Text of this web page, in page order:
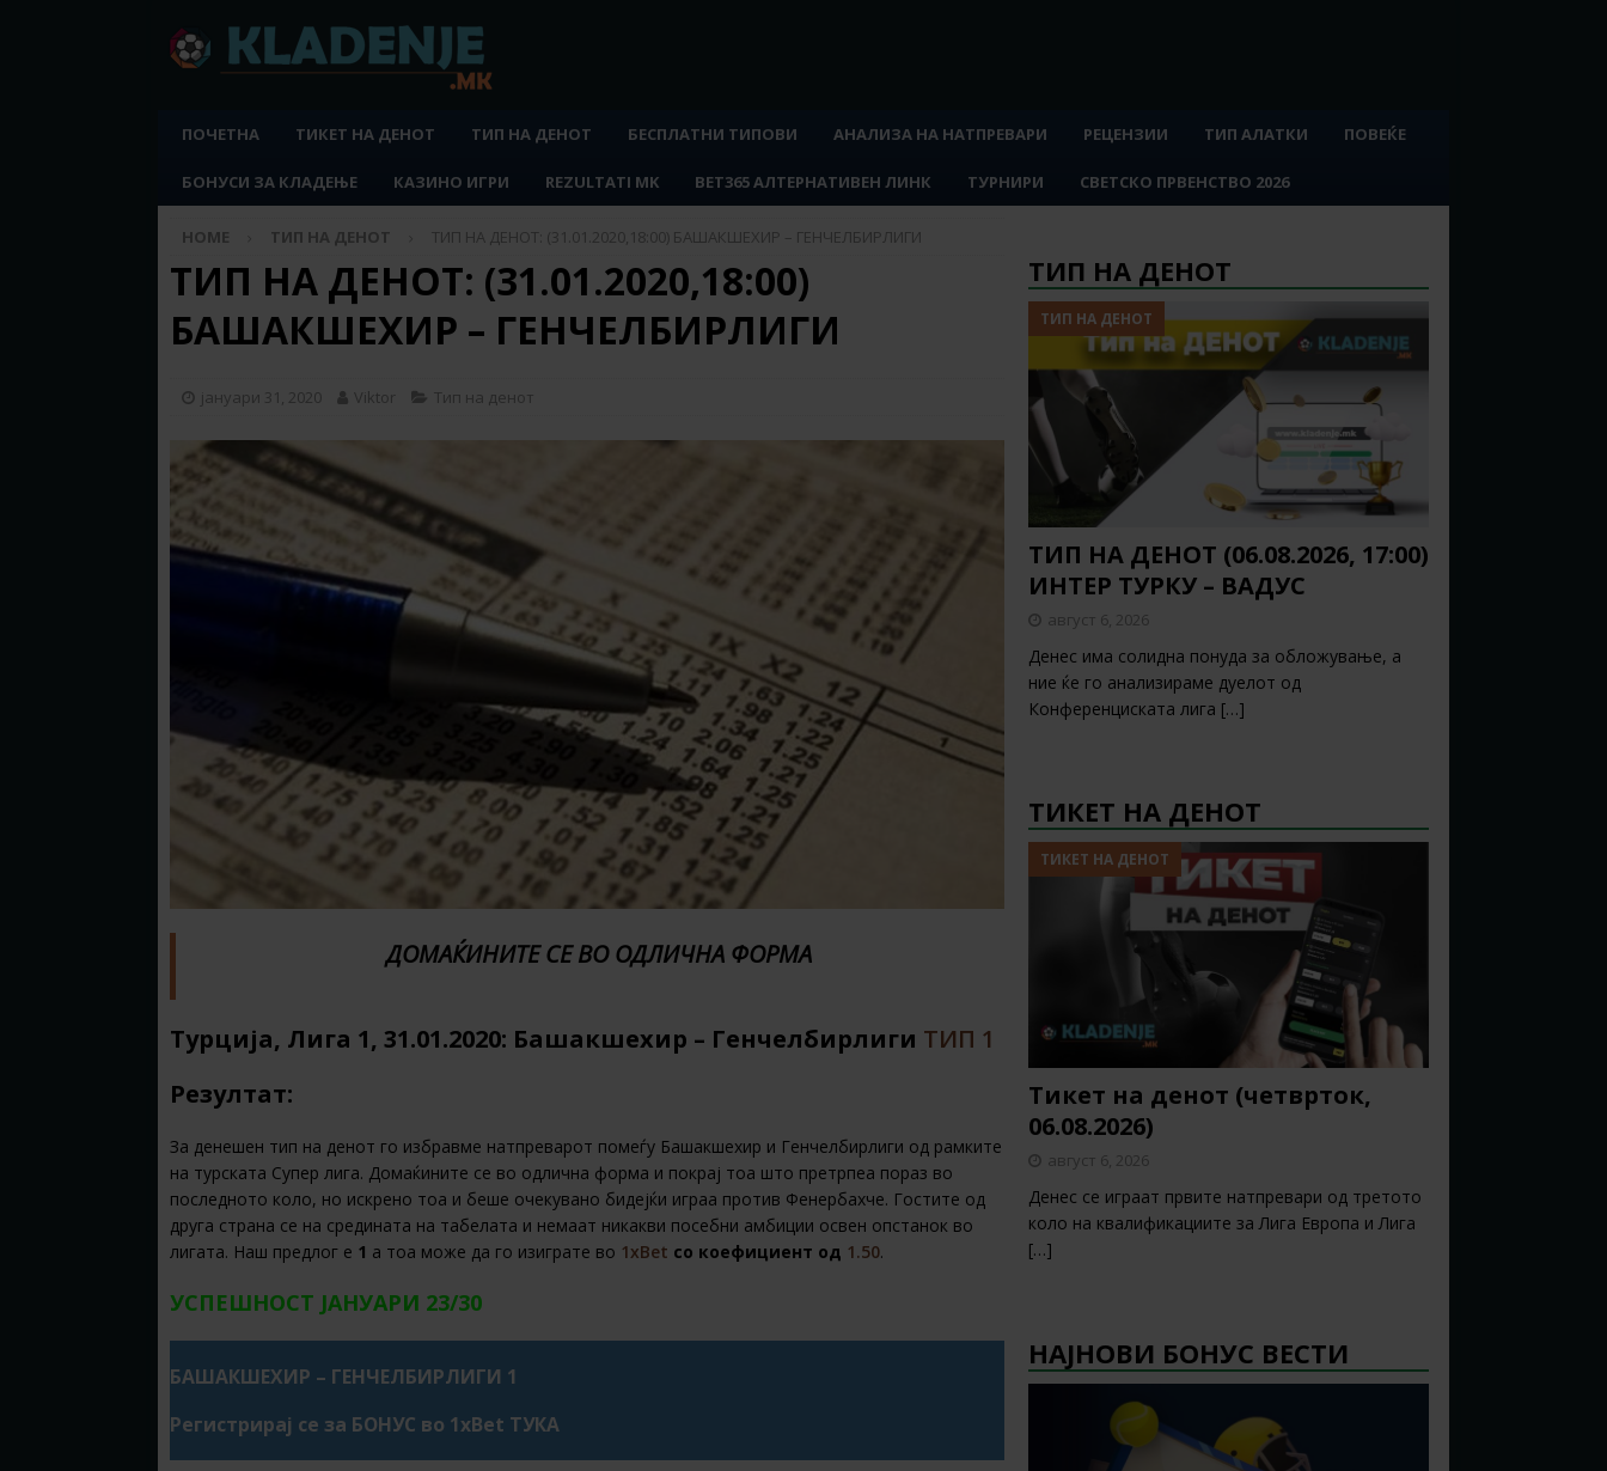
ПОЧЕТНА ТИКЕТ НА ДЕНОТ ТИП НА ДЕНОТ БЕСПЛАТНИ ТИПОВИ АНАЛИЗА НА НАТПРЕВАРИ РЕЦЕНЗИИ ТИП АЛАТКИ ПОВЕЌЕ
БОНУСИ ЗА КЛАДЕЊЕ КАЗИНО ИГРИ REZULTATI MK BET365 АЛТЕРНАТИВЕН ЛИНК ТУРНИРИ СВЕТСКО ПРВЕНСТВО 2026
HOME ТИП НА ДЕНОТ ТИП НА ДЕНОТ: (31.01.2020,18:00) БАШАКШЕХИР – ГЕНЧЕЛБИРЛИГИ
ТИП НА ДЕНОТ: (31.01.2020,18:00)
БАШАКШЕХИР – ГЕНЧЕЛБИРЛИГИ
јануари 31, 2020 Viktor Тип на денот
ДОМАЌИНИТЕ СЕ ВО ОДЛИЧНА ФОРМА
Турција, Лига 1, 31.01.2020: Башакшехир – Генчелбирлиги ТИП 1
Резултат:
За денешен тип на денот го избравме натпреварот помеѓу Башакшехир и Генчелбирлиги од рамките
на турската Супер лига. Домаќините се во одлична форма и покрај тоа што претрпеа пораз во
последното коло, но искрено тоа и беше очекувано бидејќи играа против Фенербахче. Гостите од
друга страна се на средината на табелата и немаат никакви посебни амбиции освен опстанок во
лигата. Наш предлог е 1 а тоа може да го изиграте во 1xBet со коефициент од 1.50.
УСПЕШНОСТ ЈАНУАРИ 23/30
БАШАКШЕХИР – ГЕНЧЕЛБИРЛИГИ 1
Регистрирај се за БОНУС во 1xBet ТУКА
ТИП НА ДЕНОТ
ТИП НА ДЕНОТ
ТИП НА ДЕНОТ (06.08.2026, 17:00)
ИНТЕР ТУРКУ – ВАДУС
август 6, 2026
Денес има солидна понуда за обложување, а
ние ќе го анализираме дуелот од
Конференциската лига […]
ТИКЕТ НА ДЕНОТ
ТИКЕТ НА ДЕНОТ
Тикет на денот (четврток,
06.08.2026)
август 6, 2026
Денес се играат првите натпревари од третото
коло на квалификациите за Лига Европа и Лига
[…]
НАЈНОВИ БОНУС ВЕСТИ